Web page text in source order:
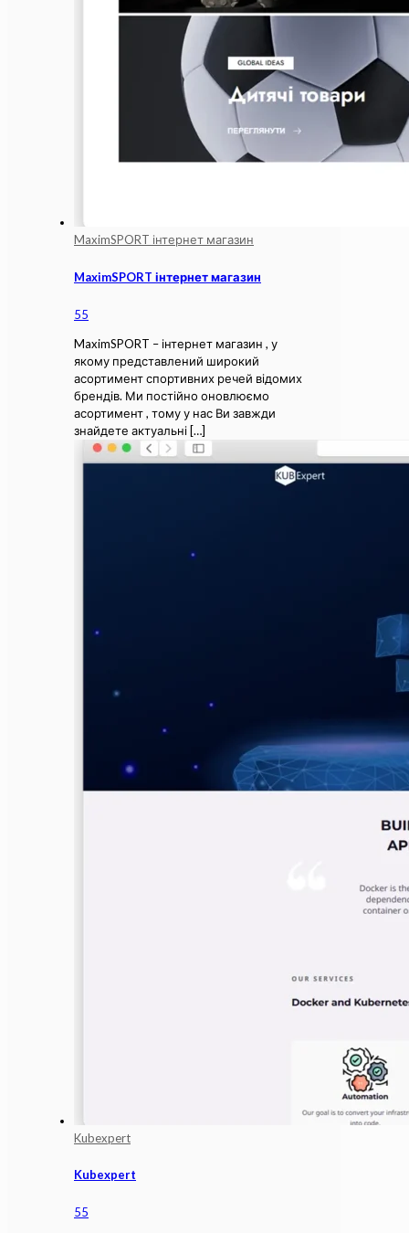
MaximSPORT інтернет магазин
MaximSPORT інтернет магазин
55
MaximSPORT – інтернет магазин , у
якому представлений широкий
асортимент спортивних речей відомих
брендів. Ми постійно оновлюємо
асортимент , тому у нас Ви завжди
знайдете актуальні […]
Kubexpert
Kubexpert
55